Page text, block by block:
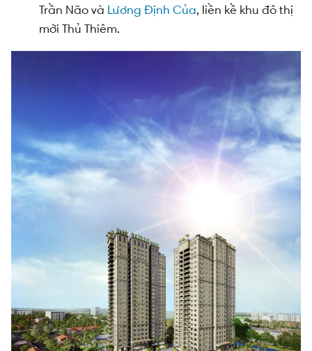
Trần Não và Lương Định Của, liền kề khu đô thị
mới Thủ Thiêm.